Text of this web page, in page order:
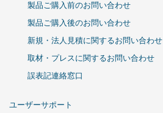
製品ご購入前のお問い合わせ
製品ご購入後のお問い合わせ
新規・法人見積に関するお問い合わせ
取材・プレスに関するお問い合わせ
誤表記連絡窓口
ユーザーサポート